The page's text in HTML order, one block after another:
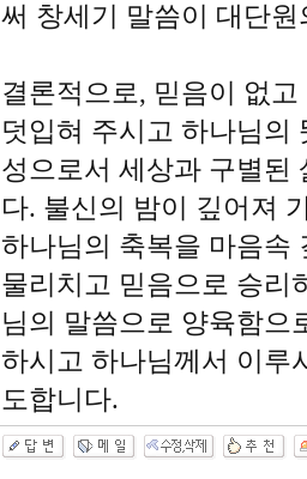
써 창세기 말씀이 대단
결론적으로, 믿음이 없
덧입혀 주시고 하나님의
성으로서 세상과 구별된
다. 불신의 밤이 깊어져
하나님의 축복을 마음속
물리치고 믿음으로 승리
님의 말씀으로 양육함으
하시고 하나님께서 이루
도합니다.